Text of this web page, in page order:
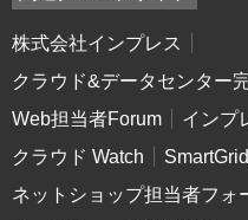
株式会社インプレス
クラウド&データセンター
Web担当者Forum
インプ
クラウド Watch
ネットショップ担当者フォ